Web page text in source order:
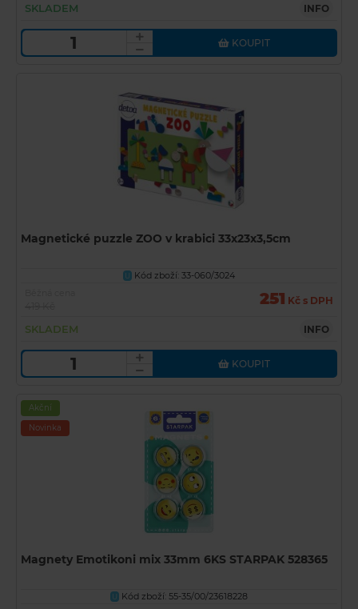
SKLADEM INFO
KOUPIT
Magnetické puzzle ZOO v krabici 33x23x3,5cm
U
Kód zboží: 33-060/3024
251 Kč s DPH
SKLADEM INFO
KOUPIT
Akční
Novinka
Magnety Emotikoni mix 33mm 6KS STARPAK 528365
U
Kód zboží: 55-35/00/23618228